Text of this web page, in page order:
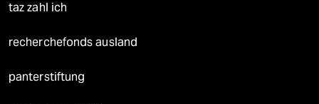
taz zahl ich
recherchefonds ausland
panterstiftung